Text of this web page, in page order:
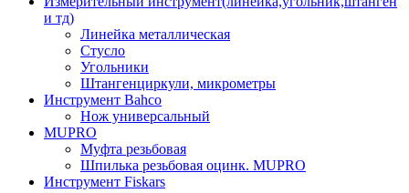
и тд)
Линейка металлическая
Стусло
Угольники
Штангенциркули, микрометры
Инструмент Bahco
Нож универсальный
MUPRO
Муфта резьбовая
Шпилька резьбовая оцинк. MUPRO
Инструмент Fiskars